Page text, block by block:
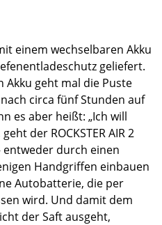
einem wechselbaren Akku
geliefert.
geht mal die Puste
nach circa fünf Stunden auf
es aber heißt: „Ich will
der ROCKSTER AIR 2
entweder durch einen
Handgriffen einbauen
Autobatterie, die per
wird. Und damit dem
der Saft ausgeht,